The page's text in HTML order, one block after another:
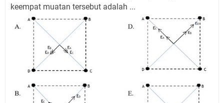
keempat muatan tersebut adalah ...